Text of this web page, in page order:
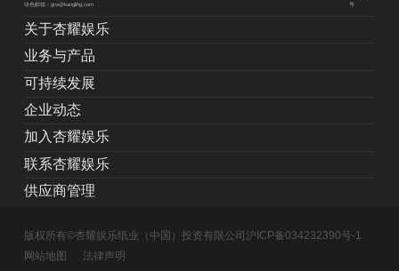
绿色邮箱：grw@kanglihg.com
号
关于杏耀娱乐
业务与产品
可持续发展
企业动态
加入杏耀娱乐
联系杏耀娱乐
供应商管理
版权所有©杏耀娱乐纸业（中国）投资有限公司沪ICP备034232390号-1
网站地图
法律声明